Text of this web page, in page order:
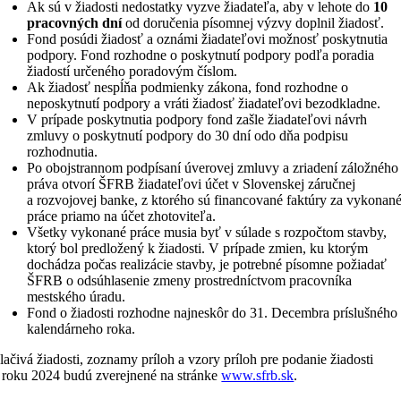
Ak sú v žiadosti nedostatky vyzve žiadateľa, aby v lehote do 10
pracovných dníod doručenia písomnej výzvy doplnil žiadosť.
Fond posúdi žiadosť a oznámi žiadateľovi možnosť poskytnutia
podpory. Fond rozhodne o poskytnutí podpory podľa poradia
žiadostí určeného poradovým číslom.
Ak žiadosť nespĺňa podmienky zákona, fond rozhodne o
neposkytnutí podpory a vráti žiadosť žiadateľovi bezodkladne.
V prípade poskytnutia podpory fond zašle žiadateľovi návrh
zmluvy o poskytnutí podpory do 30 dní odo dňa podpisu
rozhodnutia.
Po obojstrannom podpísaní úverovej zmluvy a zriadení záložného
práva otvorí ŠFRB žiadateľovi účet v Slovenskej záručnej
a rozvojovej banke, z ktorého sú financované faktúry za
práce priamo na účet zhotoviteľa.
Všetky vykonané práce musia byť v súlade s rozpočtom stavby,
ktorý bol predložený k žiadosti. V prípade zmien, ku ktorým
dochádza počas realizácie stavby, je potrebné písomne požiadať
ŠFRB o odsúhlasenie zmeny prostredníctvom pracovníka
mestského úradu.
Fond o žiadosti rozhodne najneskôr do 31. Decembra príslušného
kalendárneho roka.
žiadosti, zoznamy príloh a vzory príloh pre podanie žiadosti
2024 budú zverejnené na stránkewww.sfrb.sk.